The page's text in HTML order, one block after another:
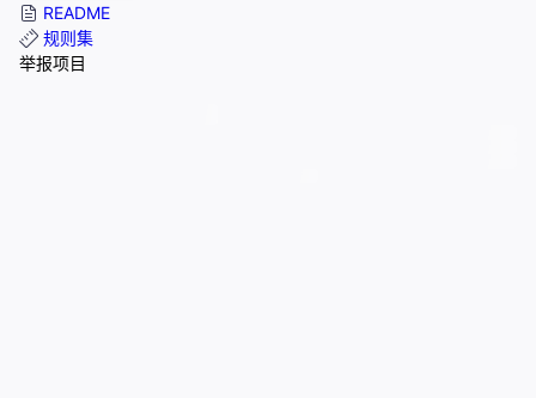
README
规则集
举报项目